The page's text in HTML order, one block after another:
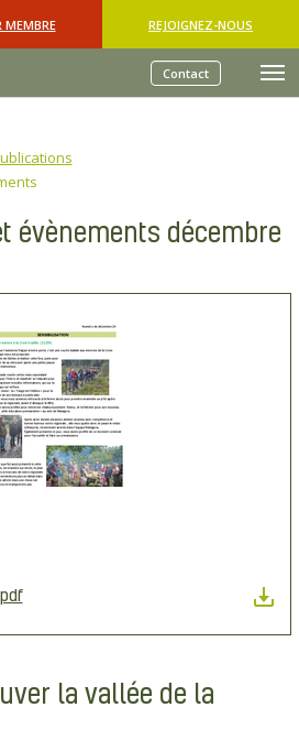
MEMBRE REJOIGNEZ-NOUS
Contact
évènements décembre
la vallée de la